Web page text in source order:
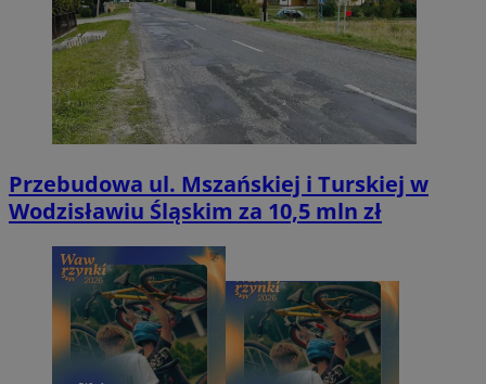
Przebudowa ul. Mszańskiej i Turskiej w
Wodzisławiu Śląskim za 10,5 mln zł